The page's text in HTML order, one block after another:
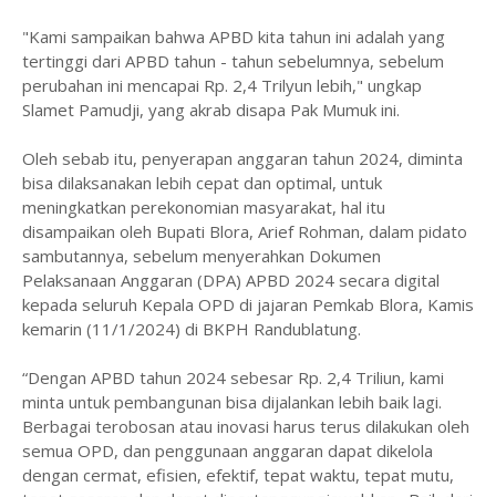
"Kami sampaikan bahwa APBD kita tahun ini adalah yang
tertinggi dari APBD tahun - tahun sebelumnya, sebelum
perubahan ini mencapai Rp. 2,4 Trilyun lebih," ungkap
Slamet Pamudji, yang akrab disapa Pak Mumuk ini.
Oleh sebab itu, penyerapan anggaran tahun 2024, diminta
bisa dilaksanakan lebih cepat dan optimal, untuk
meningkatkan perekonomian masyarakat, hal itu
disampaikan oleh Bupati Blora, Arief Rohman, dalam pidato
sambutannya, sebelum menyerahkan Dokumen
Pelaksanaan Anggaran (DPA) APBD 2024 secara digital
kepada seluruh Kepala OPD di jajaran Pemkab Blora, Kamis
kemarin (11/1/2024) di BKPH Randublatung.
“Dengan APBD tahun 2024 sebesar Rp. 2,4 Triliun, kami
minta untuk pembangunan bisa dijalankan lebih baik lagi.
Berbagai terobosan atau inovasi harus terus dilakukan oleh
semua OPD, dan penggunaan anggaran dapat dikelola
dengan cermat, efisien, efektif, tepat waktu, tepat mutu,